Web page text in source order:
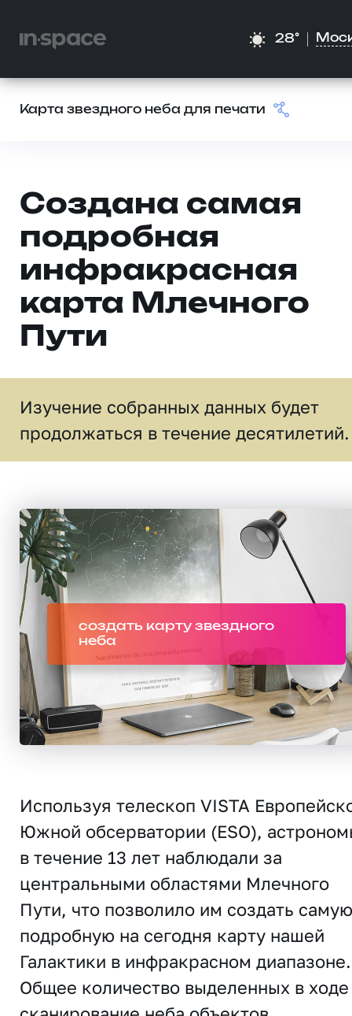
28°
Карта звездного неба для печати
Создана самая
подробная
инфракрасная
карта Млечного
Пути
Изучение собранных данных будет
продолжаться в течение десятилетий.
создать карту звездного
неба
Используя телескоп VISTA
Южной обсерватории (ESO),
в течение 13 лет наблюдали за
центральными областями Млечного
Пути, что позволило им создать самую
подробную на сегодня карту нашей
Галактики в инфракрасном диапазоне.
Общее количество выделенных в ходе